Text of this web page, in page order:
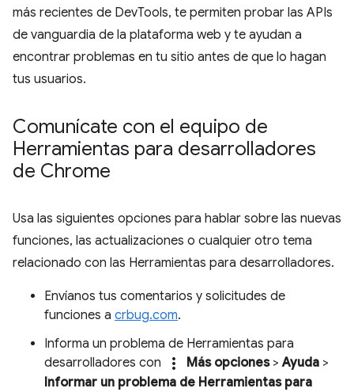
más recientes de DevTools, te permiten probar las APIs
de vanguardia de la plataforma web y te ayudan a
encontrar problemas en tu sitio antes de que lo hagan
tus usuarios.
Comunícate con el equipo de
Herramientas para desarrolladores
de Chrome
Usa las siguientes opciones para hablar sobre las nuevas
funciones, las actualizaciones o cualquier otro tema
relacionado con las Herramientas para desarrolladores.
Envíanos tus comentarios y solicitudes de
funciones a crbug.com.
Informa un problema de Herramientas para
desarrolladores con
more_vert Más opciones>Ayuda >
Informar un problema de Herramientas para